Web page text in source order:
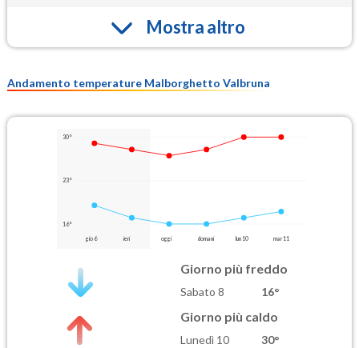
Mostra altro
Andamento temperature Malborghetto Valbruna
30°
23°
16°
gio 6 ieri oggi domani lun 10 mar 11
Giorno più freddo
Sabato 8 16°
Giorno più caldo
Lunedì 10 30°